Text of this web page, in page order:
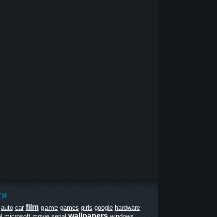
auto car film game games girls google hardware